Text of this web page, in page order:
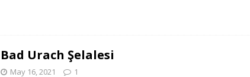
Bad Urach Şelalesi
May 16, 2021 1